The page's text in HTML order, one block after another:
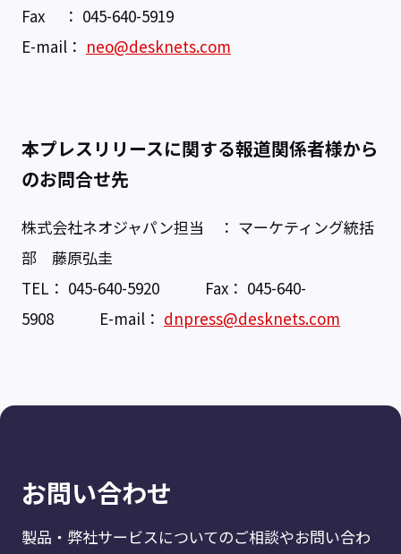
Fax ： 045-640-5919
E-mail： neo@desknets.com
本プレスリリースに関する報道関係者様から
のお問合せ先
株式会社ネオジャパン担当 ： マーケティング統括
部 藤原弘圭
TEL： 045-640-5920 Fax： 045-640-
5908 E-mail： dnpress@desknets.com
お問い合わせ
製品・弊社サービスについてのご相談やお問い合わ